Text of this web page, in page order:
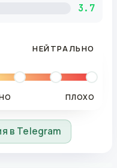
3.7
НЕЙТРАЛЬНО
ПЛОХО
в Telegram